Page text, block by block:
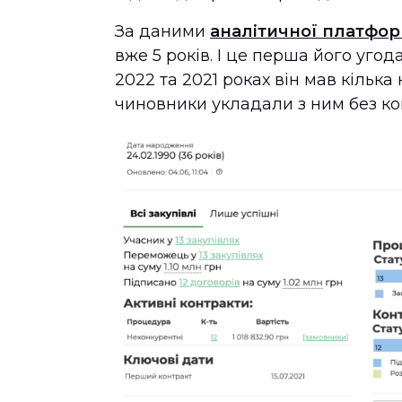
За даними аналітичної
вже 5 років. І це перша його
2022 та 2021 роках він мав
чиновники укладали з ним без